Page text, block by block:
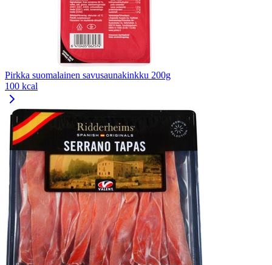
Pirkka suomalainen savusaunakinkku 200g
100 kcal